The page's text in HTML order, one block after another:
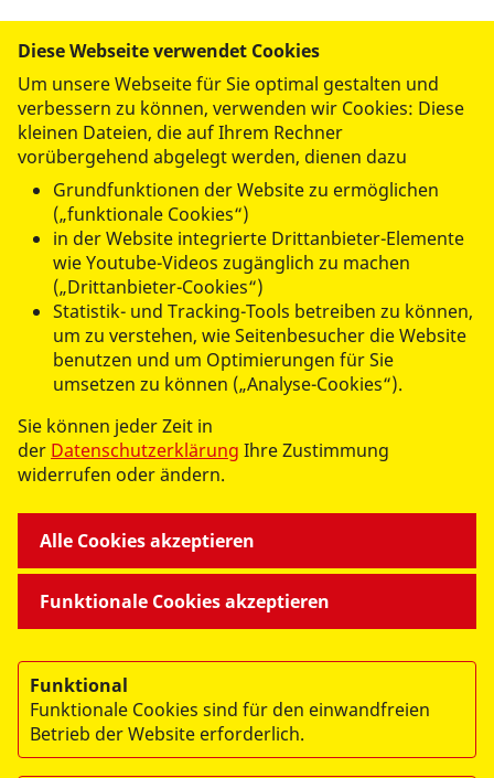
Ereignis, sondern auch ein Zeichen der Gemeinschaft
und des Miteinanders. Wir bedanken uns sehr herzlich
bei den Initiatoren und allen Besuchern und
Unterstützern, die zu diesem gelungenen Abend
beigetragen haben. Wir freuen uns bereits auf die
nächste Lichterfahrt und hoffen, auch dann wieder
viele begeisterte Gesichter begrüßen zu dürfen.
datenschutzkonform mit
UNSERE ANGEBOTE
AKTIV WERDEN
ÜBER UNS
Diese Webseite verwendet Cookies
Um unsere Webseite für Sie optimal gestalten und
verbessern zu können, verwenden wir Cookies: Diese
kleinen Dateien, die auf Ihrem Rechner
vorübergehend abgelegt werden, dienen dazu
Grundfunktionen der Website zu ermöglichen
(„funktionale Cookies“)
in der Website integrierte Drittanbieter-Elemente
wie Youtube-Videos zugänglich zu machen
(„Drittanbieter-Cookies“)
Statistik- und Tracking-Tools betreiben zu können,
um zu verstehen, wie Seitenbesucher die Website
benutzen und um Optimierungen für Sie
umsetzen zu können („Analyse-Cookies“).
Sie können jeder Zeit in
der Datenschutzerklärung Ihre Zustimmung
widerrufen oder ändern.
Funktionale Cookies akzeptieren
Alle Cookies akzeptieren
Funktional
Funktionale Cookies sind für den einwandfreien
Betrieb der Website erforderlich.